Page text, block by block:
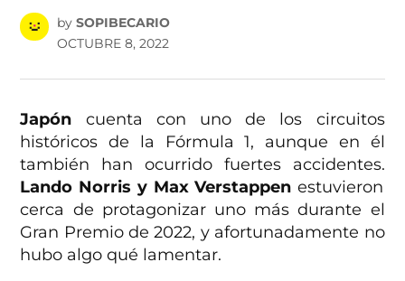
by SOPIBECARIO
OCTUBRE 8, 2022
Japón cuenta con uno de los circuitos
históricos de la Fórmula 1, aunque en él
también han ocurrido fuertes accidentes.
Lando Norris y Max Verstappen estuvieron
cerca de protagonizar uno más durante el
Gran Premio de 2022, y afortunadamente no
hubo algo qué lamentar.